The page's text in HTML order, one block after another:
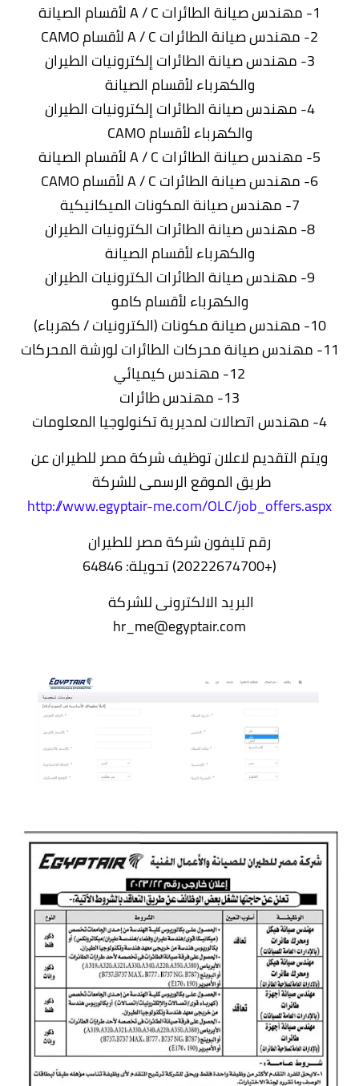
1- مهندس صيانة الطائرات A / C لأقسام الصيانة
2- مهندس صيانة الطائرات A / C لأقسام CAMO
3- مهندس صيانة الطائرات إلكترونيات الطيران
والكهرباء لأقسام الصيانة
4- مهندس صيانة الطائرات إلكترونيات الطيران
والكهرباء لأقسام CAMO
5- مهندس صيانة الطائرات A / C لأقسام الصيانة
6- مهندس صيانة الطائرات A / C لأقسام CAMO
7- مهندس صيانة المكونات الميكانيكية
8- مهندس صيانة الطائرات الكترونيات الطيران
والكهرباء لأقسام الصيانة
9- مهندس صيانة الطائرات الكترونيات الطيران
والكهرباء لأقسام كامو
10- مهندس صيانة مكونات (الكترونيات / كهرباء)
11- مهندس صيانة محركات الطائرات لورشة المحركات
12- مهندس كيميائي
13- مهندس طائرات
4- مهندس اتصالات لمديرية تكنولوجيا المعلومات
ويتم التقديم لاعلان توظيف شركة مصر للطيران عن
طريق الموقع الرسمى للشركة
http://www.egyptair-me.com/OLC/job_offers.aspx
رقم تليفون شركة مصر للطيران
(+20222674700) تحويلة: 64846
البريد الالكترونى للشركة
hr_me@egyptair.com